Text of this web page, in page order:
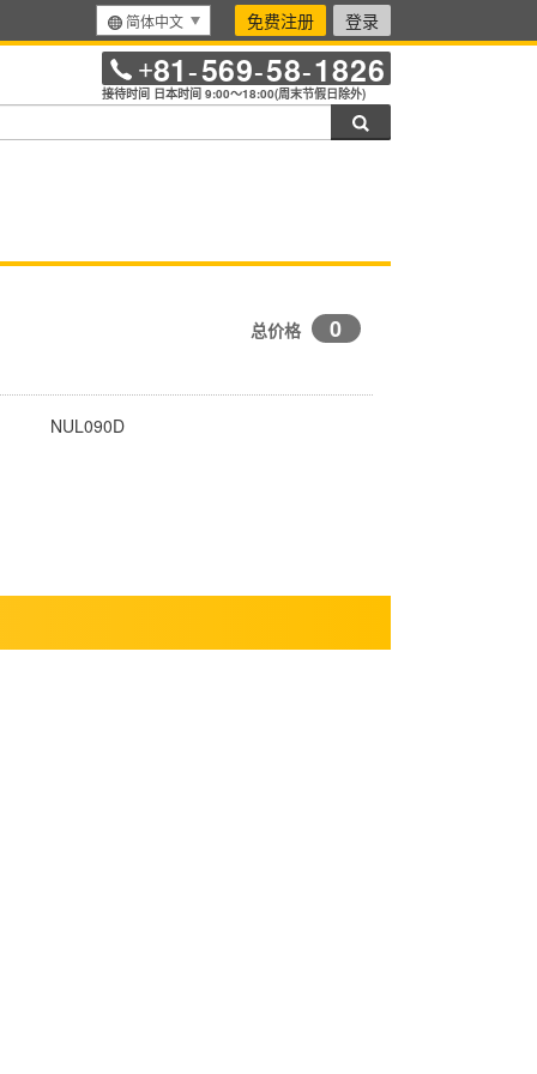
简体中文 免费注册 登录
+81-569-58-1826
接待时间 日本时间 9:00～18:00(周末节假日除外)
总价格 0
NUL090D